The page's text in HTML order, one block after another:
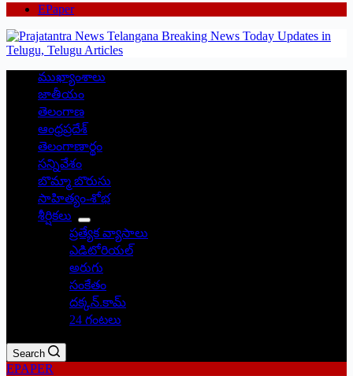
EPaper
ముఖ్యాంశాలు
జాతీయం
తెలంగాణ
ఆంధ్రప్రదేశ్
తెలంగాణార్థం
సన్నివేశం
బొమ్మా బొరుసు
సాహిత్యం-శోభ
శీర్షికలు
ప్రత్యేక వ్యాసాలు
ఎడిటోరియల్
అరుగు
సంకేతం
దక్కన్.కామ్
24 గంటలు
Search
EPAPER